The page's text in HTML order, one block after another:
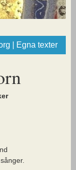
| Egna texter